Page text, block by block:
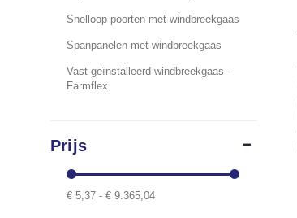
Snelloop poorten met windbreekgaas
Spanpanelen met windbreekgaas
Vast geïnstalleerd windbreekgaas -
Farmflex
Prijs
€ 5,37 - € 9.365,04